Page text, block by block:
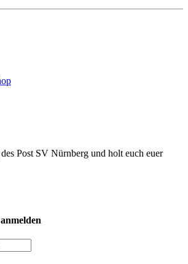
Post SV Nürnberg und holt euch euer